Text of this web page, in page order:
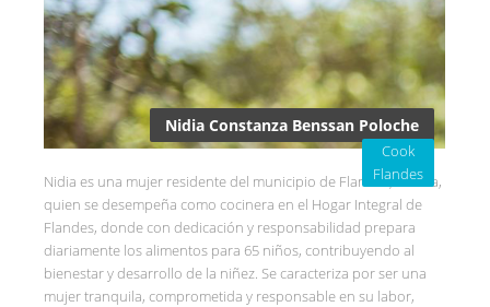
Nidia Constanza Benssan Poloche
Cook
Flandes
Nidia es una mujer residente del municipio de Flandes, Tolima,
quien se desempeña como cocinera en el Hogar Integral de
Flandes, donde con dedicación y responsabilidad prepara
diariamente los alimentos para 65 niños, contribuyendo al
bienestar y desarrollo de la niñez. Se caracteriza por ser una
mujer tranquila, comprometida y responsable en su labor,